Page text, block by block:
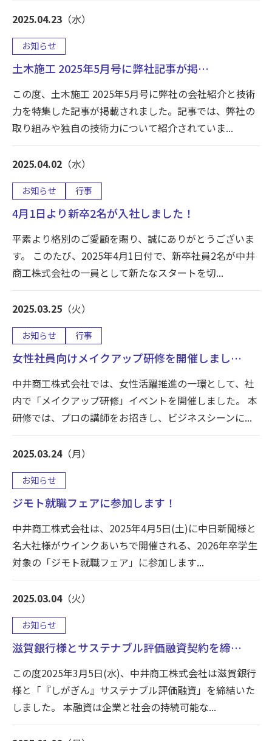
2025.04.23 （水）
お知らせ
土木施工 2025年5月号に弊社記事が掲…
この度、土木施工 2025年5月号に弊社の会社紹介と技術
力を特集した記事が掲載されました。記事では、弊社の
取り組みや独自の技術力について紹介されていま...
2025.04.02 （水）
お知らせ 行事
4月1日より新卒2名が入社しました！
平素より格別のご愛顧を賜り、誠にありがとうございま
す。 このたび、2025年4月1日付で、新卒社員2名が中井
商工株式会社の一員として新たなスタートを切...
2025.03.25 （火）
お知らせ 行事
女性社員向けメイクアップ研修を開催しまし…
中井商工株式会社では、女性活躍推進の一環として、社
内で「メイクアップ研修」イベントを開催しました。 本
研修では、プロの講師をお招きし、ビジネスシーンに...
2025.03.24（月）
お知らせ
ジモト就職フェアに参加します！
中井商工株式会社は、2025年4月5日(土)に中日新聞様と
名大社様がウインクあいちで開催される、2026年卒学生
対象の「ジモト就職フェア」に参加します...
2025.03.04（火）
お知らせ
滋賀銀行様とサステナブル評価融資契約を締…
この度2025年3月5日(水)、中井商工株式会社は滋賀銀行
様と「『しがぎん』サステナブル評価融資」を締結いた
しました。 本融資は企業と社会の持続可能な...